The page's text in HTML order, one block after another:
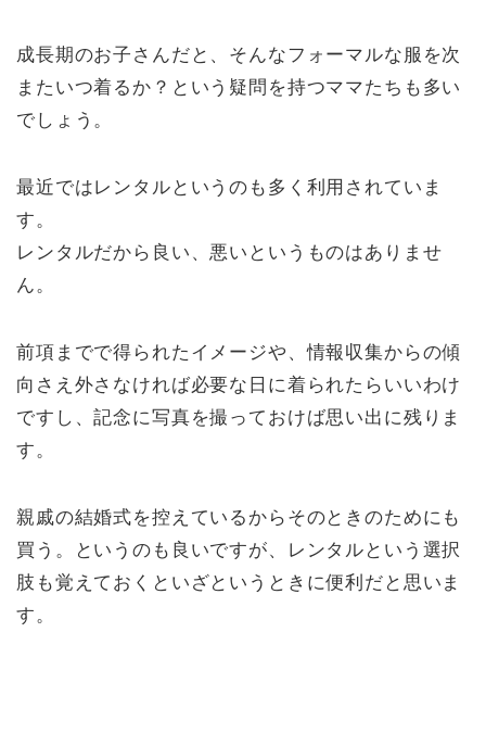
成長期のお子さんだと、そんなフォーマルな服を次
またいつ着るか？という疑問を持つママたちも多い
でしょう。
最近ではレンタルというのも多く利用されていま
す。
レンタルだから良い、悪いというものはありませ
ん。
前項までで得られたイメージや、情報収集からの傾
向さえ外さなければ必要な日に着られたらいいわけ
ですし、記念に写真を撮っておけば思い出に残りま
す。
親戚の結婚式を控えているからそのときのためにも
買う。というのも良いですが、レンタルという選択
肢も覚えておくといざというときに便利だと思いま
す。